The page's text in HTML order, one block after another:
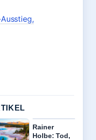
Rainer
Holbe: Tod,